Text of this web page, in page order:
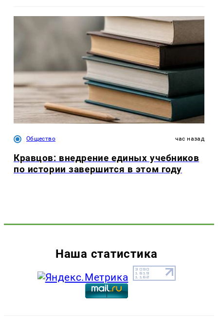
Общество час назад
Кравцов: внедрение единых учебников
по истории завершится в этом году
Наша статистика